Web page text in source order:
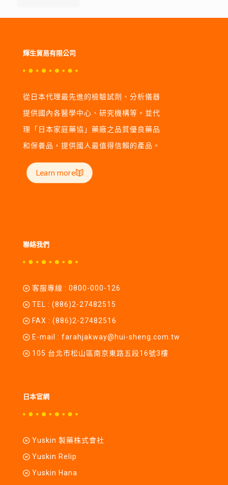
輝生貿易有限公司
從日本代理最先進的檢驗試劑、分析儀器
提供國內各醫學中心、研究機構等。並代
理「日本家庭藥協」藥廠之品質優良藥品
和保養品，提供國人最值得信賴的產品。
Learn more
聯絡我們
客服專線 : 0800-000-126
TEL : (886)2-27482515
FAX : (886)2-27482516
E-mail : farahjakway@hui-sheng.com.tw
105 台北市松山區南京東路五段16號3樓
日本官網
Yuskin 製藥株式會社
Yuskin Relip
Yuskin Hana